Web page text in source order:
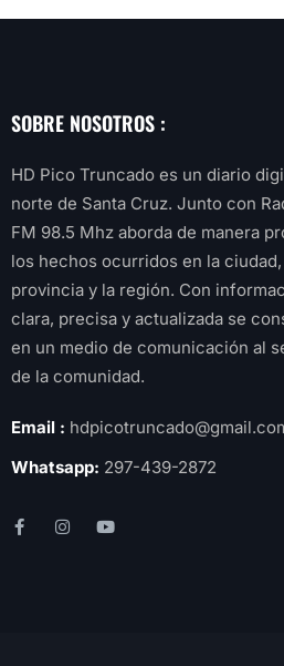
SOBRE NOSOTROS :
HD Pico Truncado es un diario
norte de Santa Cruz. Junto con
FM 98.5 Mhz aborda de manera
los hechos ocurridos en la
provincia y la región. Con
clara, precisa y actualizada se
en un medio de comunicación al
de la comunidad.
Email :
Whatsapp: 297-439-2872